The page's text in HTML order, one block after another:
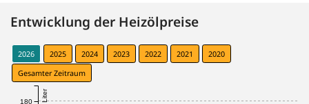
Entwicklung der Heizölpreise
2026 2025 2024 2023 2022 2021
2020
Gesamter Zeitraum
180